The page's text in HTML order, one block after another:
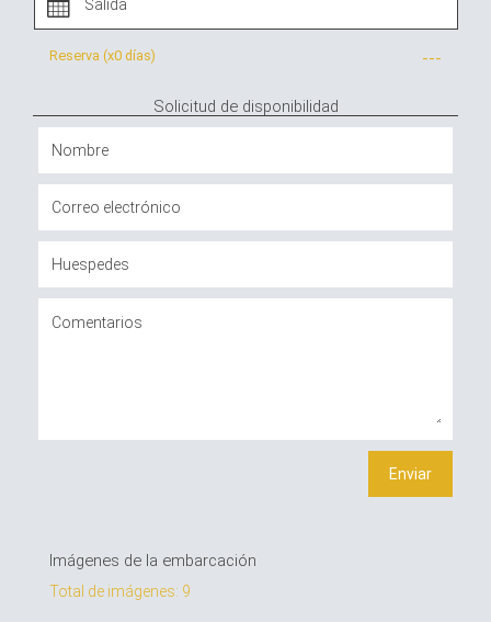
Reserva (x0 días) ---
Solicitud de disponibilidad
Imágenes de la embarcación
Total de imágenes: 9